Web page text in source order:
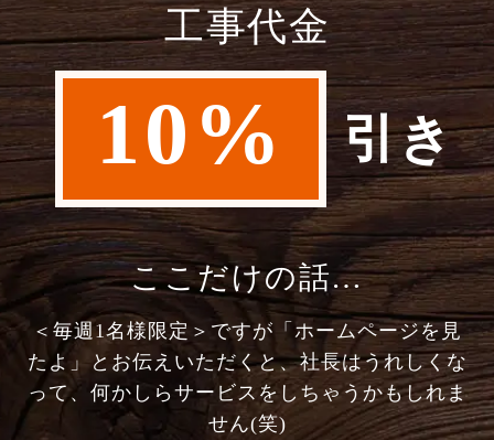
工事代金
10% 引き
ここだけの話…
＜毎週1名様限定＞ですが「ホームページを見
たよ」とお伝えいただくと、社長はうれしくな
って、何かしらサービスをしちゃうかもしれま
せん(笑)